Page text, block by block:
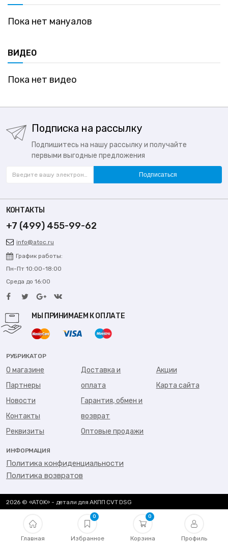
Главная
0
Избранное
0
Корзина Профиль
Пока нет мануалов
ВИДЕО
Пока нет видео
Подписка на рассылку
Подпишитесь на нашу рассылку и получайте
первыми выгодные предложения
Подписаться
КОНТАКТЫ
+7 (499) 455-99-62
info@atoc.ru
График работы:
Пн-Пт 10:00-18:00
Среда до 16:00
МЫ ПРИНИМАЕМ К ОПЛАТЕ
РУБРИКАТОР
О магазине
Партнеры
Новости
Контакты
Реквизиты
Доставка и
оплата
Гарантия, обмен и
возврат
Оптовые продажи
Акции
Карта сайта
ИНФОРМАЦИЯ
Политика конфиденциальности
Политика возвратов
2026 © «ATOK» - детали для АКПП CVT DSG